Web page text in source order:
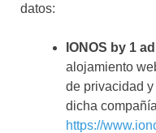
datos:
IONOS by 1
alojamiento
de privacidad
dicha
https://